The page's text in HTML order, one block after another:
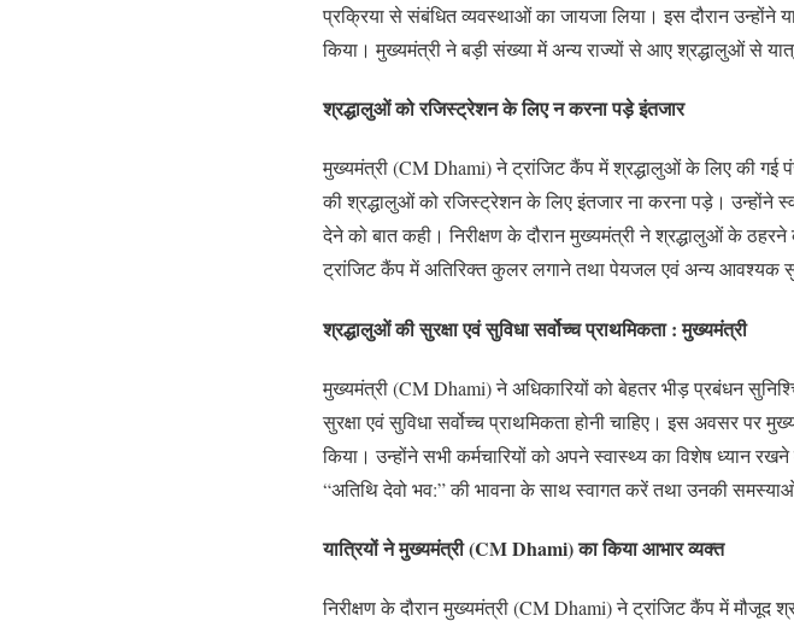
प्रक्रिया से संबंधित व्यवस्थाओं का जायजा लिया। इस दौरान उन्होंने
किया। मुख्यमंत्री ने बड़ी संख्या में अन्य राज्यों से आए श्रद्धालुओं से
श्रद्धालुओं को रजिस्ट्रेशन के लिए न करना पड़े इंतजार
मुख्यमंत्री (CM Dhami) ने ट्रांजिट कैंप में श्रद्धालुओं के लिए की गई
की श्रद्धालुओं को रजिस्ट्रेशन के लिए इंतजार ना करना पड़े। उन्होंने
देने को बात कही। निरीक्षण के दौरान मुख्यमंत्री ने श्रद्धालुओं के
ट्रांजिट कैंप में अतिरिक्त कुलर लगाने तथा पेयजल एवं अन्य आवश्यक
श्रद्धालुओं की सुरक्षा एवं सुविधा सर्वोच्च प्राथमिकता : मुख्यमंत्री
मुख्यमंत्री (CM Dhami) ने अधिकारियों को बेहतर भीड़ प्रबंधन
सुरक्षा एवं सुविधा सर्वोच्च प्राथमिकता होनी चाहिए। इस अवसर पर
किया। उन्होंने सभी कर्मचारियों को अपने स्वास्थ्य का विशेष ध्यान
“अतिथि देवो भव:” की भावना के साथ स्वागत करें तथा उनकी
यात्रियों ने मुख्यमंत्री (CM Dhami) का किया आभार व्यक्त
निरीक्षण के दौरान मुख्यमंत्री (CM Dhami) ने ट्रांजिट कैंप में मौजूद